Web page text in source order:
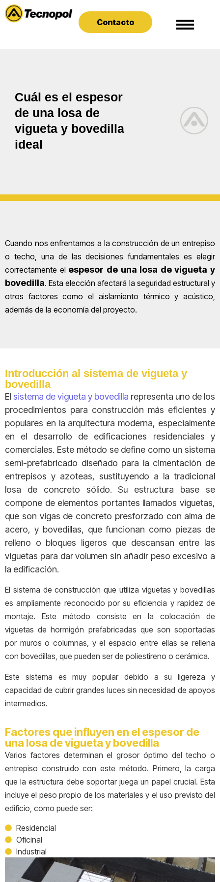
Contacto
Cuál es el espesor
de una losa de
vigueta y bovedilla
ideal
Cuando nos enfrentamos a la construcción de un entrepiso
o techo, una de las decisiones fundamentales es elegir
correctamente el espesor de una losa de vigueta y
bovedilla. Esta elección afectará la seguridad estructural y
otros factores como el aislamiento térmico y acústico,
además de la economía del proyecto.
Introducción al sistema de vigueta y
bovedilla
El sistema de vigueta y bovedilla representa uno de los
procedimientos para construcción más eficientes y
populares en la arquitectura moderna, especialmente
en el desarrollo de edificaciones residenciales y
comerciales. Este método se define como un sistema
semi-prefabricado diseñado para la cimentación de
entrepisos y azoteas, sustituyendo a la tradicional
losa de concreto sólido. Su estructura base se
compone de elementos portantes llamados viguetas,
que son vigas de concreto presforzado con alma de
acero, y bovedillas, que funcionan como piezas de
relleno o bloques ligeros que descansan entre las
viguetas para dar volumen sin añadir peso excesivo a
la edificación.
El sistema de construcción que utiliza viguetas y bovedillas
es ampliamente reconocido por su eficiencia y rapidez de
montaje. Este método consiste en la colocación de
viguetas de hormigón prefabricadas que son soportadas
por muros o columnas, y el espacio entre ellas se rellena
con bovedillas, que pueden ser de poliestireno o cerámica.
Este sistema es muy popular debido a su ligereza y
capacidad de cubrir grandes luces sin necesidad de apoyos
intermedios.
Factores que influyen en el espesor de
una losa de vigueta y bovedilla
Varios factores determinan el grosor óptimo del techo o
entrepiso construido con este método. Primero, la carga
que la estructura debe soportar juega un papel crucial. Esta
incluye el peso propio de los materiales y el uso previsto del
edificio, como puede ser:
Residencial
Oficinal
Industrial